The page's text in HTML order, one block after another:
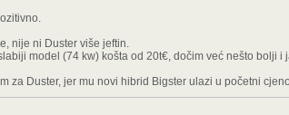
nije ni Duster više jeftin.
model (74 kw) košta od 20t€, dočim već nešto bolji
za Duster, jer mu novi hibrid Bigster ulazi u početni